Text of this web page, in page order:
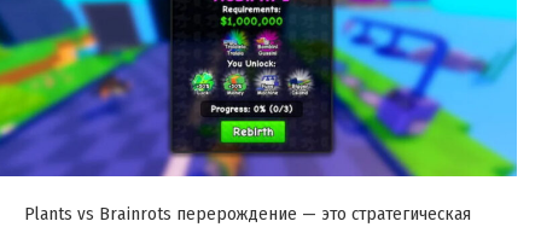
Plants vs Brainrots перерождение — это стратегическая